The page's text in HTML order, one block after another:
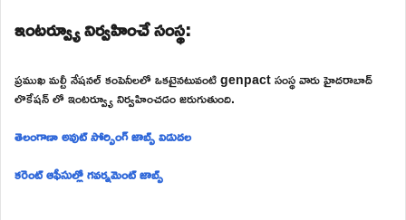
ఇంటర్వ్యూ నిర్వహించే సంస్థ:
ప్రముఖ మల్టీ నేషనల్ కంపెనీలలో ఒకటైనటువంటి genpact సంస్థ వారు హైదరాబాద్
లొకేషన్ లో ఇంటర్వ్యూ నిర్వహించడం జరుగుతుంది.
తెలంగాణా అవుట్ సోర్సింగ్ జాబ్స్ విడుదల
కరెంట్ ఆఫీసుల్లో గవర్నమెంట్ జాబ్స్